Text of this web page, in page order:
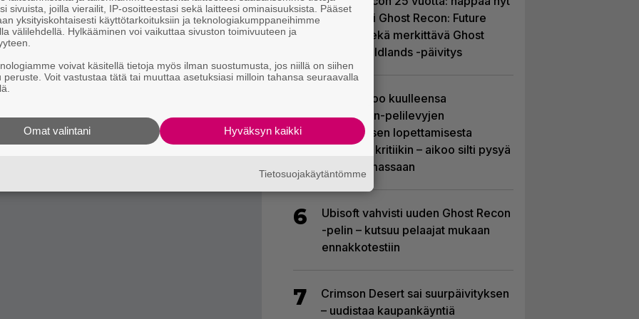
kerrotaan saavan jättimäiseksi kuvatun
muita ongelmia. Luvassa on korjauksia
modin tehtäviin liittyviin bugeihin.
ilmaiseksi Ghost Recon: Future
Soldier sekä merkittävä Ghost
Recon Wildlands -päivitys
Sony kertoo kuulleensa
PlayStation-pelilevyjen
valmistuksen lopettamisesta
nousseen kritiikin – aikoo silti pysyä
suunnitelmassaan
6
Ubisoft vahvisti uuden Ghost Recon
-pelin – kutsuu pelaajat mukaan
ennakkotestiin
7
Crimson Desert sai suurpäivityksen
– uudistaa kaupankäyntiä
sivuista, joilla vierailit, IP-osoitteestasi sekä laitteesi ominaisuuksista. Pääset
yksityiskohtaisesti käyttötarkoituksiin ja teknologiakumppaneihimme
välilehdellä. Hylkääminen voi vaikuttaa sivuston toimivuuteen ja
voivat käsitellä tietoja myös ilman suostumusta, jos niillä on siihen
peruste. Voit vastustaa tätä tai muuttaa asetuksiasi milloin tahansa seuraavalla
Hyväksyn kaikki
Omat valintani
Tietosuojakäytäntömme